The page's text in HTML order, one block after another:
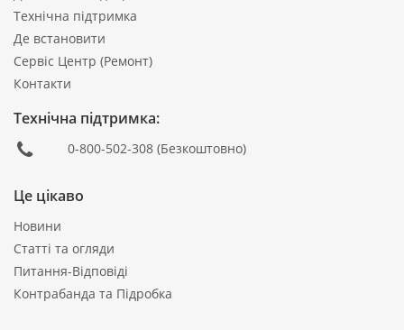
Технічна підтримка
Де встановити
Сервіс Центр (Ремонт)
Контакти
Технічна підтримка:
0-800-502-308(Безкоштовно)
Це цікаво
Новини
Статті та огляди
Питання-Відповіді
Контрабанда та Підробка